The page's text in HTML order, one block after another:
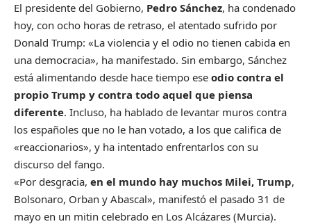
El presidente del Gobierno, Pedro Sánchez, ha condenado
hoy, con ocho horas de retraso, el atentado sufrido por
Donald Trump: «La violencia y el odio no tienen cabida en
una democracia», ha manifestado. Sin embargo, Sánchez
está alimentando desde hace tiempo ese odio contra el
propio Trump y contra todo aquel que piensa
diferente. Incluso, ha hablado de levantar muros contra
los españoles que no le han votado, a los que califica de
«reaccionarios», y ha intentado enfrentarlos con su
discurso del fango.
«Por desgracia, en el mundo hay muchos Milei, Trump,
Bolsonaro, Orban y Abascal», manifestó el pasado 31 de
mayo en un mitin celebrado en Los Alcázares (Murcia).